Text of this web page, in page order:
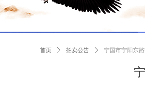
首页 ꄲ 拍卖公告 ꄲ 宁国市宁阳东